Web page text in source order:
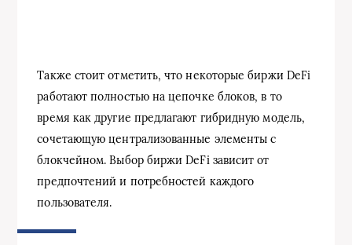
Также стоит отметить, что некоторые биржи DeFi
работают полностью на цепочке блоков, в то
время как другие предлагают гибридную модель,
сочетающую централизованные элементы с
блокчейном. Выбор биржи DeFi зависит от
предпочтений и потребностей каждого
пользователя.